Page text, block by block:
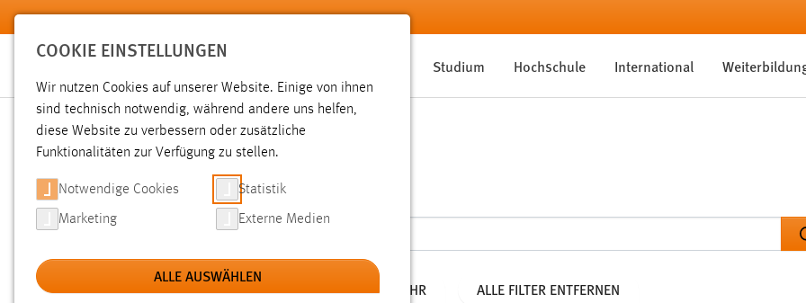
Zum Hauptinhalt springen
Studium Hochschule International
SUCHE
Aktive Filter: TYP: DATEIEN ALTER: 6 MONATE BIS 1 JAHR ALLE FILTER ENTFERNEN
COOKIE EINSTELLUNGEN
Wir nutzen Cookies auf unserer Website. Einige von ihnen
sind technisch notwendig, während andere uns helfen,
diese Website zu verbessern oder zusätzliche
Funktionalitäten zur Verfügung zu stellen.
Notwendige Cookies Statistik
Marketing Externe Medien
ALLE AUSWÄHLEN